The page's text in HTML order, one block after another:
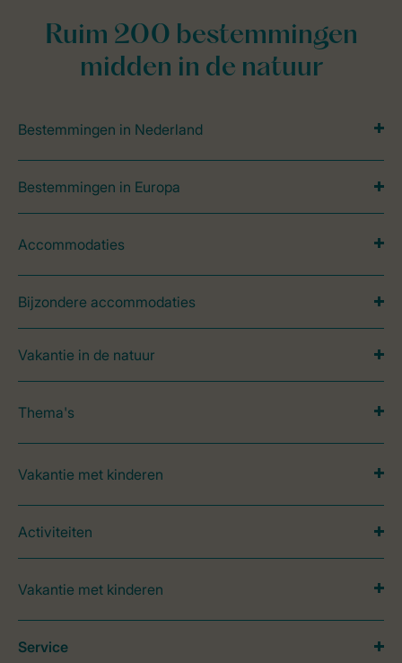
Ruim 200 bestemmingen
midden in de natuur
Bestemmingen in Nederland
Bestemmingen in Europa
Accommodaties
Bijzondere accommodaties
Vakantie in de natuur
Thema's
Vakantie met kinderen
Activiteiten
Vakantie met kinderen
Service